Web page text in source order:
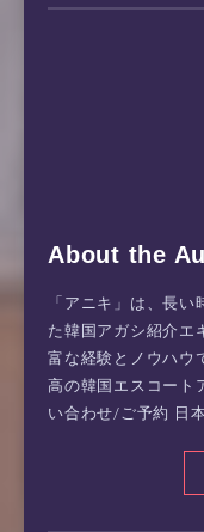
About the
「アニキ」は、長
た韓国アガシ紹介エ
富な経験とノウハウ
高の韓国エスコート
い合わせ/ご予約 日